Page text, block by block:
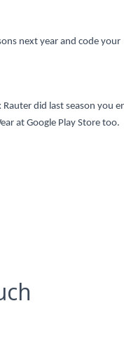
next year and code your
did last season you
at Google Play Store too.